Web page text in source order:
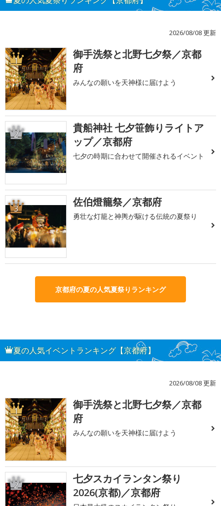
2026/08/08 更新
1
御手洗祭と北野七夕祭／京都
府
みんなの願いを天神様に届けよう
2
貴船神社 七夕笹飾りライトア
ップ／京都府
七夕の時期に合わせて開催されるイベント
3 佐伯燈籠祭／京都府
勇壮な灯籠と神輿が駆ける伝統の夏祭り
京都府の夏の人気夏祭りランキング
夏の人気イベントランキング【京都府】
2026/08/08 更新
1
御手洗祭と北野七夕祭／京都
府
みんなの願いを天神様に届けよう
2
七夕スカイランタン祭り
2026(京都)／京都府